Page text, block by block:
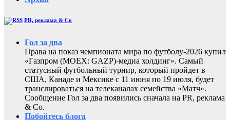
PR, реклама & Co
Гол за два
Права на показ чемпионата мира по футболу-2026 купил
«Газпром (MOEX: GAZP)-медиа холдинг». Самый
статусный футбольный турнир, который пройдет в
США, Канаде и Мексике с 11 июня по 19 июля, будет
транслироваться на телеканалах семейства «Матч».
Сообщение Гол за два появились сначала на PR, реклама
& Co.
Побойтесь блога